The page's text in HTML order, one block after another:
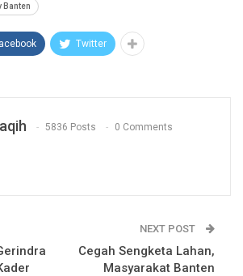
Banten
Twitter
5836 Posts 0 Comments
NEXT POST
Cegah Sengketa Lahan,
Masyarakat Banten